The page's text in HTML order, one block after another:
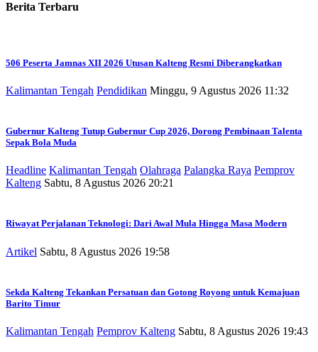
Berita Terbaru
506 Peserta Jamnas XII 2026 Utusan Kalteng Resmi Diberangkatkan
Kalimantan Tengah Pendidikan Minggu, 9 Agustus 2026 11:32
Gubernur Kalteng Tutup Gubernur Cup 2026, Dorong Pembinaan Talenta
Sepak Bola Muda
Headline Kalimantan Tengah Olahraga Palangka Raya Pemprov
Kalteng Sabtu, 8 Agustus 2026 20:21
Riwayat Perjalanan Teknologi: Dari Awal Mula Hingga Masa Modern
Artikel Sabtu, 8 Agustus 2026 19:58
Sekda Kalteng Tekankan Persatuan dan Gotong Royong untuk Kemajuan
Barito Timur
Kalimantan Tengah Pemprov Kalteng Sabtu, 8 Agustus 2026 19:43